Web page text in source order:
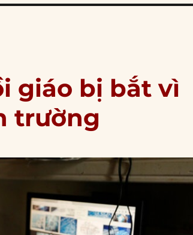
giáo bị bắt vì
trường